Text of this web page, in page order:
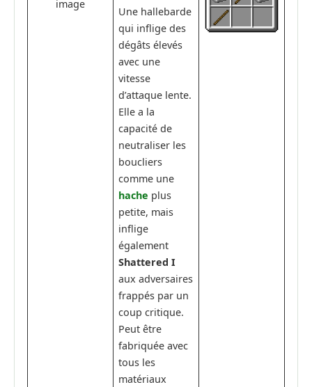
Une hallebarde
qui inflige des
dégâts élevés
avec une
vitesse
d’attaque lente.
Elle a la
capacité de
neutraliser les
boucliers
comme une
hache plus
petite, mais
inflige
également
Shattered I
aux adversaires
frappés par un
coup critique.
Peut être
fabriquée avec
tous les
matériaux